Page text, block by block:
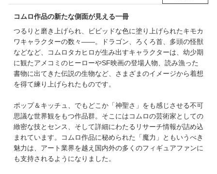
コムロ作品の新たな側面が見える一冊
つるりと磨き上げられ、ビビッドな色に塗り上げられたキモカ
ワキャラクターの数々――。ドラゴン、ろくろ首、多頭の怪獣
などなど、コムロタカヒロが生み出すキャラクターは、幼少期
に観たアメコミのヒーローやSF映画の登場人物、読み漁った
書物に出てきた伝説の生物など、さまざまのイメージから着想
を得て練り上げられたものです。
ポップ＆キッチュ、でもどこか「神聖さ」をも感じさせる不可
思議な世界観をもつ作品群。そこにはコムロの芸術家としての
緻密な技とセンス、そして詳細にわたるリサーチ情報が詰め込
まれています。コムロ作品に秘められた「魔力」ともいうべき
魅力は、アート業界を越え国内外の多くのフィギュアファンに
も支持されるようになりました。